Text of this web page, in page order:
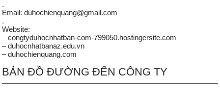
.
Email: duhochienquang@gmail.com
.
Website:
– congtyduhocnhatban-com-799050.hostingersite.com
– duhocnhatbanaz.edu.vn
– duhochienquang.com
BẢN ĐỒ ĐƯỜNG ĐẾN CÔNG TY